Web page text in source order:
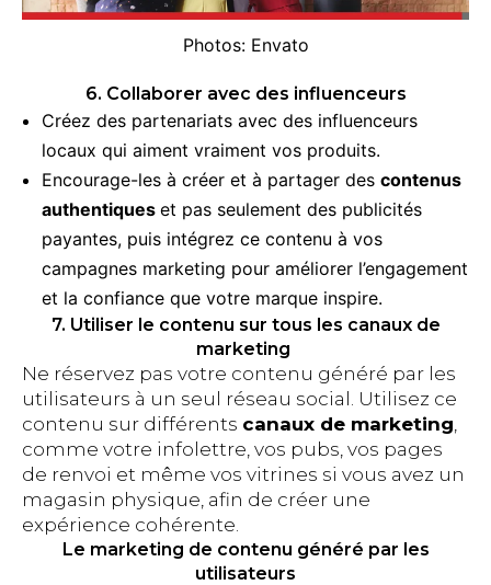
Photos: Envato
6. Collaborer avec des influenceurs
Créez des partenariats avec des influenceurs
locaux qui aiment vraiment vos produits.
Encourage-les à créer et à partager des contenus
authentiques et pas seulement des publicités
payantes, puis intégrez ce contenu à vos
campagnes marketing pour améliorer l’engagement
et la confiance que votre marque inspire.
7. Utiliser le contenu sur tous les canaux de
marketing
Ne réservez pas votre contenu généré par les
utilisateurs à un seul réseau social. Utilisez ce
contenu sur différents canaux de marketing
comme votre infolettre, vos pubs, vos pages
de renvoi et même vos vitrines si vous avez un
magasin physique, afin de créer une
expérience cohérente.
Le marketing de contenu généré par les
utilisateurs